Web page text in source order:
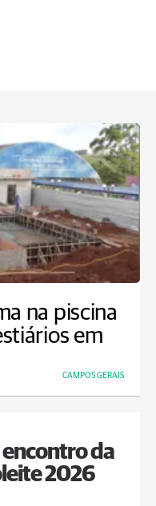
na piscina
em
CAMPOS GERAIS
encontro da
2026